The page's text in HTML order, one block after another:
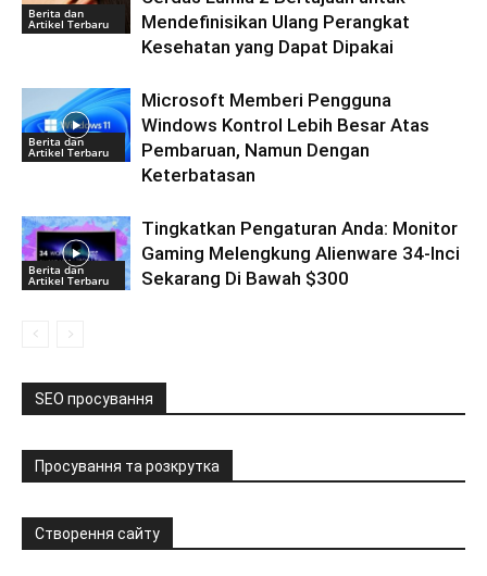
Berita dan
Artikel Terbaru
Mendefinisikan Ulang Perangkat
Kesehatan yang Dapat Dipakai
Berita dan
Artikel Terbaru
Microsoft Memberi Pengguna
Windows Kontrol Lebih Besar Atas
Pembaruan, Namun Dengan
Keterbatasan
Berita dan
Artikel Terbaru
Tingkatkan Pengaturan Anda: Monitor
Gaming Melengkung Alienware 34-Inci
Sekarang Di Bawah $300
SEO просування
Просування та розкрутка
Створення сайту